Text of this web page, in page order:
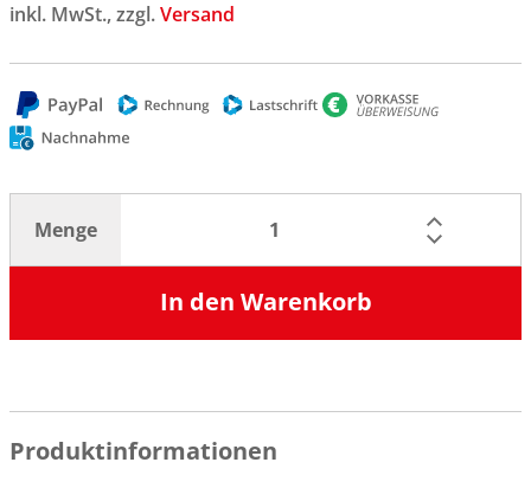
inkl. MwSt., zzgl.Versand
Menge
In den Warenkorb
Produktinformationen